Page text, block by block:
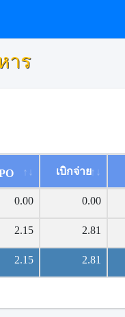
าร
เบิกจ่าย
0.00 0.00
2.15 2.81
2.15 2.81